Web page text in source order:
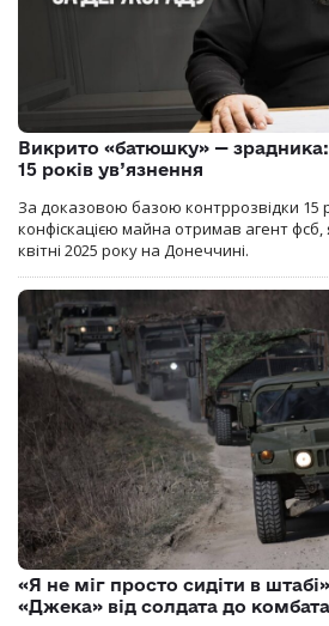
Викрито «батюшку» —
15 років ув’язнення
За доказовою базою контррозвідки 15
конфіскацією майна отримав агент
квітні 2025 року на Донеччині.
«Я не міг просто сидіти в
«Джека» від солдата до комбата